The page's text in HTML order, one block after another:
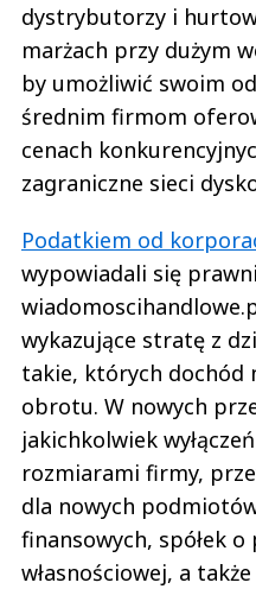
dystrybutorzy i
marżach przy dużym
by umożliwić swoim
średnim firmom
cenach
zagraniczne sieci
Podatkiem od
wypowiadali się
wykazujące stratę z
takie, których dochód
obrotu. W nowych
jakichkolwiek
rozmiarami firmy,
dla nowych
finansowych, spółek
własnościowej, a